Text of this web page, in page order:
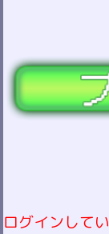
ログインして